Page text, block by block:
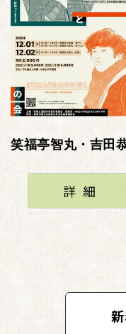
笑福亭智丸・吉田
詳細